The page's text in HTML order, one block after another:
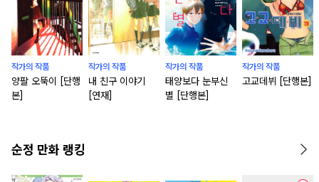
작가의 작품
양팔 오뚝이 [단행
본]
작가의 작품
내 친구 이야기
[연재]
작가의 작품
태양보다 눈부신
별 [단행본]
작가의 작품
고교데뷔 [단행본]
순정 만화 랭킹